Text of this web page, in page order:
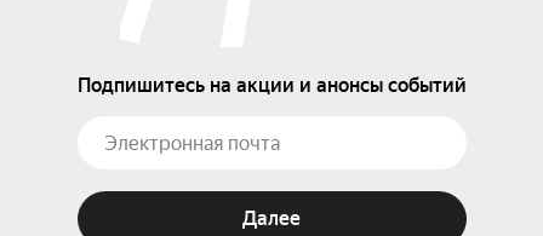
Подпишитесь на акции и анонсы событий
Далее